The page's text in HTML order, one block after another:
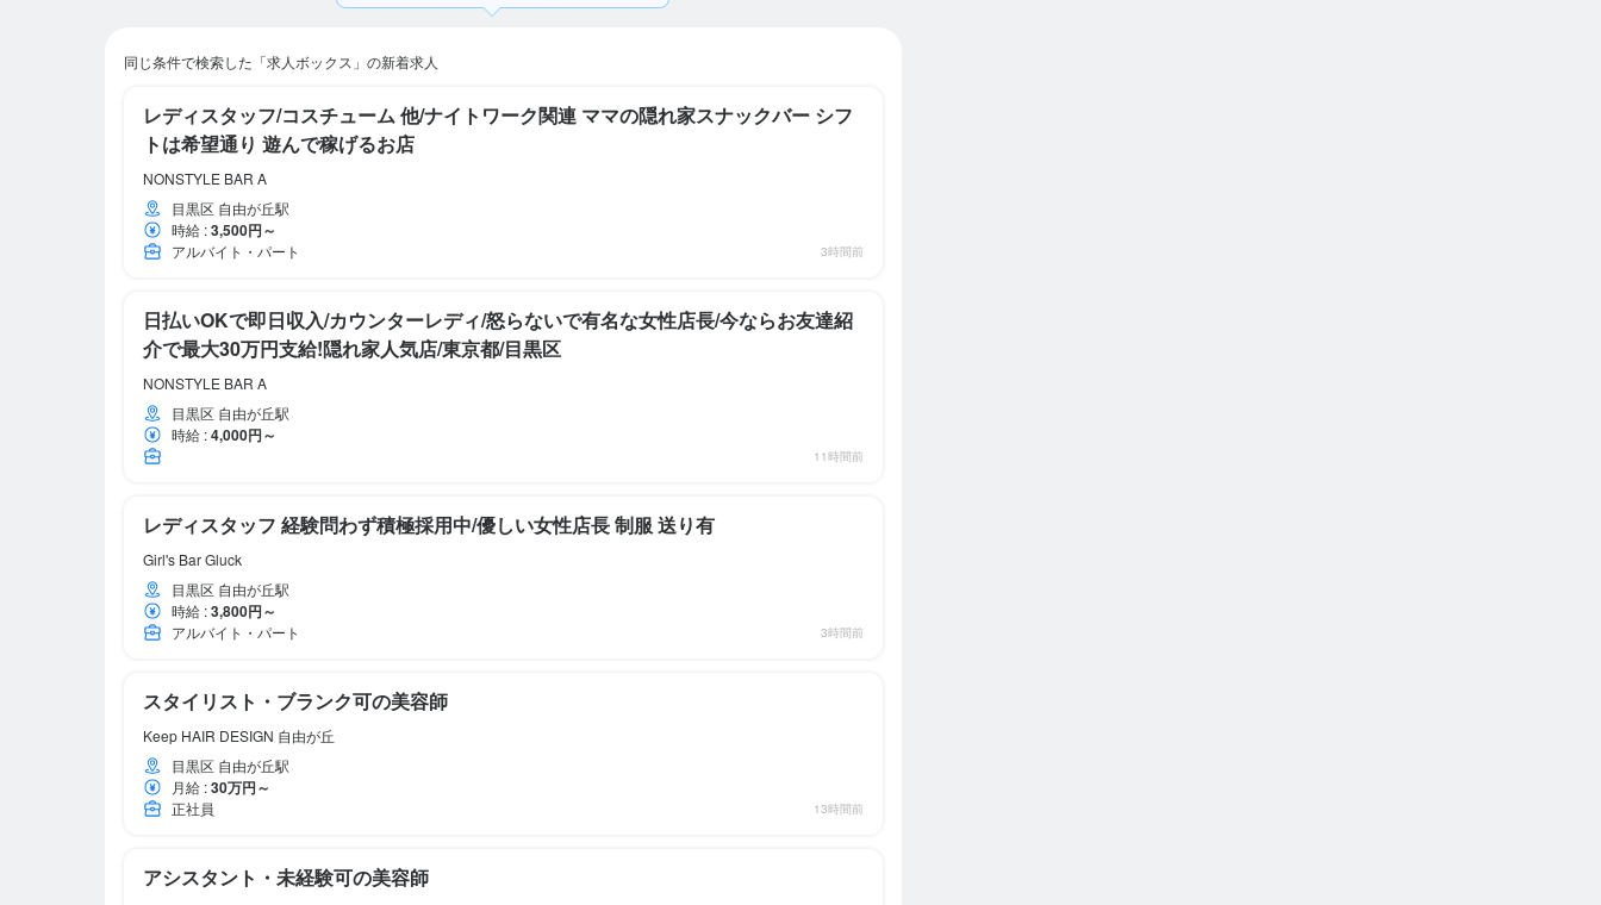
同じ条件で検索した「求人ボックス」の新着求人
レディスタッフ/コスチューム 他/ナイトワーク関連 ママの隠れ家スナックバー シフ
トは希望通り 遊んで稼げるお店
NONSTYLE BAR A
目黒区 自由が丘駅
時給 :3,500円～
アルバイト・パート 3時間前
日払いOKで即日収入/カウンターレディ/怒らないで有名な女性店長/今ならお友達紹
介で最大30万円支給!隠れ家人気店/東京都/目黒区
NONSTYLE BAR A
目黒区 自由が丘駅
時給 :4,000円～
11時間前
レディスタッフ 経験問わず積極採用中/優しい女性店長 制服 送り有
Girl's Bar Gluck
目黒区 自由が丘駅
時給 :3,800円～
アルバイト・パート 3時間前
スタイリスト・ブランク可の美容師
Keep HAIR DESIGN 自由が丘
目黒区 自由が丘駅
月給 :30万円～
正社員 13時間前
アシスタント・未経験可の美容師